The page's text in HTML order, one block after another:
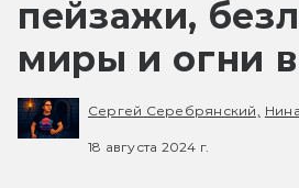
пейзажи,
миры и огни
Сергей Серебрянский,
18 августа 2024 г.